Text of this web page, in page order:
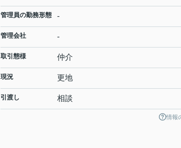
管理員の勤務形態 -
管理会社 -
取引態様 仲介
現況 更地
引渡し 相談
情報